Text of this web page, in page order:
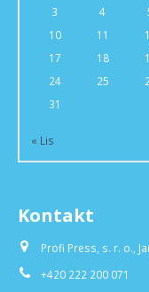
3
4
10
11
17
18
24
25
31
« Lis
Kontakt
Profi Press, s. r. o.,
+420 222 200 071